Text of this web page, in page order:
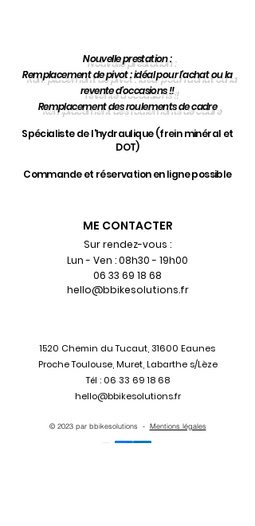
Nouvelle prestation :
Remplacement de pivot : idéal pour l'achat ou la
revente d'occasions !!​
Remplacement des roulements de cadre
Spécialiste de l'hydraulique (frein minéral et
DOT)
Commande et réservation en ligne possible
ME CONTACTER
Sur rendez-vous :
Lun - Ven : 08h30 - 19h00
06 33 69 18 68
hello@bbikesolutions.fr
1520 Chemin du Tucaut, 31600 Eaunes
Proche Toulouse, Muret, Labarthe s/Lèze
Tél : 06 33 69 18 68
hello@bbikesolutions.fr
© 2023 par bbikesolutions - Mentions légales